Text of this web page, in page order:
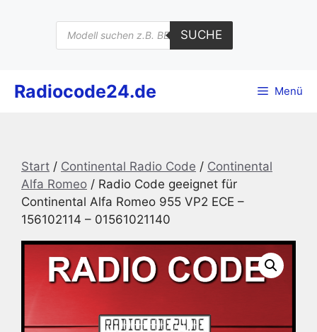
Products
search
SUCHE
Radiocode24.de Menü
Start / Continental Radio Code / Continental
Alfa Romeo / Radio Code geeignet für
Continental Alfa Romeo 955 VP2 ECE –
156102114 – 01561021140